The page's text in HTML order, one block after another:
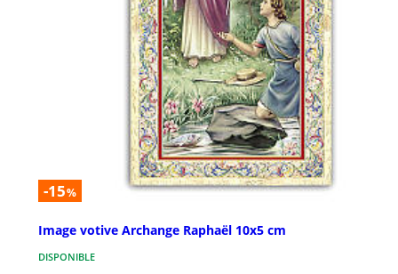
-15%
Image votive Archange Raphaël 10x5 cm
DISPONIBLE